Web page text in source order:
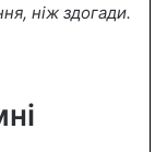
ніж здогади.